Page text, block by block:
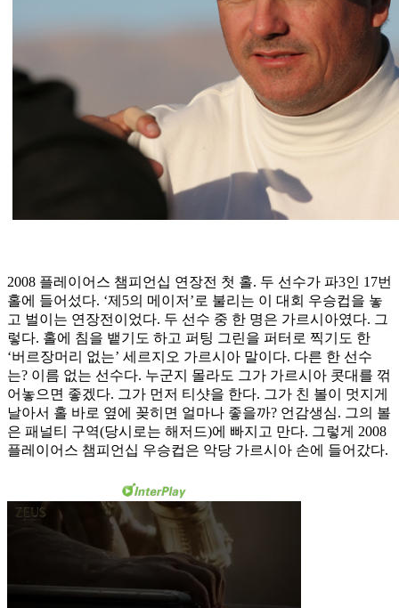
2008 플레이어스 챔피언십 연장전 첫 홀. 두 선수가 파3인 17번
홀에 들어섰다. ‘제5의 메이저’로 불리는 이 대회 우승컵을 놓
고 벌이는 연장전이었다. 두 선수 중 한 명은 가르시아였다. 그
렇다. 홀에 침을 뱉기도 하고 퍼팅 그린을 퍼터로 찍기도 한
‘버르장머리 없는’ 세르지오 가르시아 말이다. 다른 한 선수
는? 이름 없는 선수다. 누군지 몰라도 그가 가르시아 콧대를 꺾
어놓으면 좋겠다. 그가 먼저 티샷을 한다. 그가 친 볼이 멋지게
날아서 홀 바로 옆에 꽂히면 얼마나 좋을까? 언감생심. 그의 볼
은 패널티 구역(당시로는 해저드)에 빠지고 만다. 그렇게 2008
플레이어스 챔피언십 우승컵은 악당 가르시아 손에 들어갔다.